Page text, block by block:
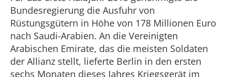
Bundesregierung die Ausfuhr von
Rüstungsgütern in Höhe von 178 Millionen Euro
nach Saudi-Arabien. An die Vereinigten
Arabischen Emirate, das die meisten Soldaten
der Allianz stellt, lieferte Berlin in den ersten
sechs Monaten dieses Jahres Kriegsgerät im